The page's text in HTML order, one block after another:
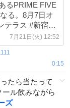
るPRIME FIVE
る。8月7日オ
#新宿サ
x.com/lovebeer1111/s…
7月21日(火) 12:52
0:15
たら当たって
ル飲みながら
ズ